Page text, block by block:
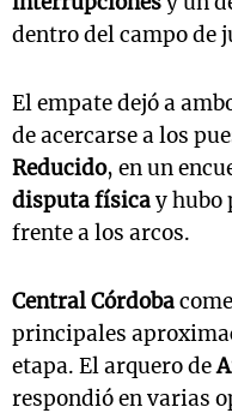
dentro del campo de
El empate dejó a
de acercarse a los
Reducido, en un
disputa físicay hubo
frente a los arcos.
Central Córdoba
principales
etapa. El arquero de
respondió en varias